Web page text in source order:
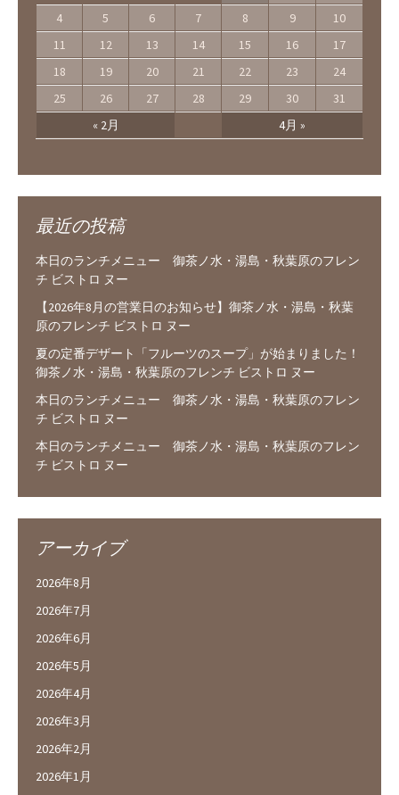
« 2月 4月 »
4
5 6 7 8 9
10
11
12 13 14 15 16
17
18
19 20 21 22 23
24
25
26 27 28 29 30 31
最近の投稿
本日のランチメニュー 御茶ノ水・湯島・秋葉原のフレン
チ ビストロ ヌー
【2026年8月の営業日のお知らせ】御茶ノ水・湯島・秋葉
原のフレンチ ビストロ ヌー
夏の定番デザート「フルーツのスープ」が始まりました！
御茶ノ水・湯島・秋葉原のフレンチ ビストロ ヌー
本日のランチメニュー 御茶ノ水・湯島・秋葉原のフレン
チ ビストロ ヌー
本日のランチメニュー 御茶ノ水・湯島・秋葉原のフレン
チ ビストロ ヌー
アーカイブ
2026年8月
2026年7月
2026年6月
2026年5月
2026年4月
2026年3月
2026年2月
2026年1月